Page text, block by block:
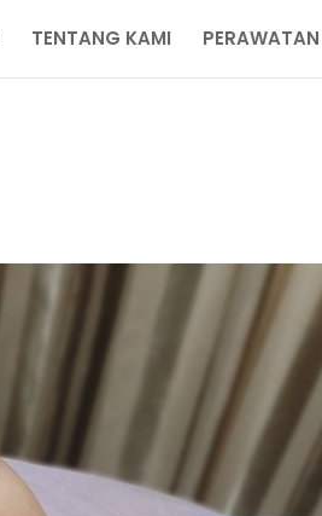
TENTANG KAMI PERAWATAN